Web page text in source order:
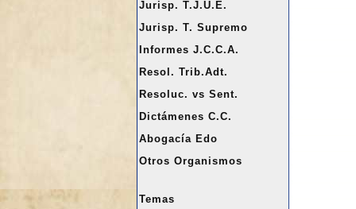
Jurisp. T.J.U.E.
Jurisp. T. Supremo
Informes J.C.C.A.
Resol. Trib.Adt.
Resoluc. vs Sent.
Dictámenes C.C.
Abogacía Edo
Otros Organismos
Temas